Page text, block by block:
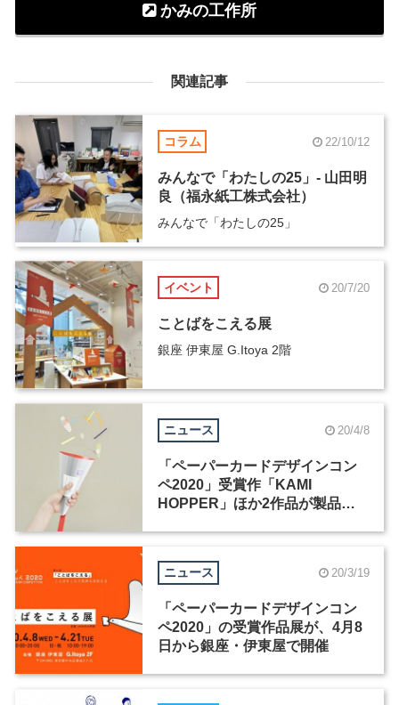
かみの工作所
関連記事
コラム 22/10/12
みんなで「わたしの25」- 山田明
良（福永紙工株式会社）
みんなで「わたしの25」
イベント 20/7/20
ことばをこえる展
銀座 伊東屋 G.Itoya 2階
ニュース 20/4/8
「ペーパーカードデザインコン
ペ2020」受賞作「KAMI
HOPPER」ほか2作品が製品
ニュース 20/3/19
「ペーパーカードデザインコン
ペ2020」の受賞作品展が、4月8
日から銀座・伊東屋で開催